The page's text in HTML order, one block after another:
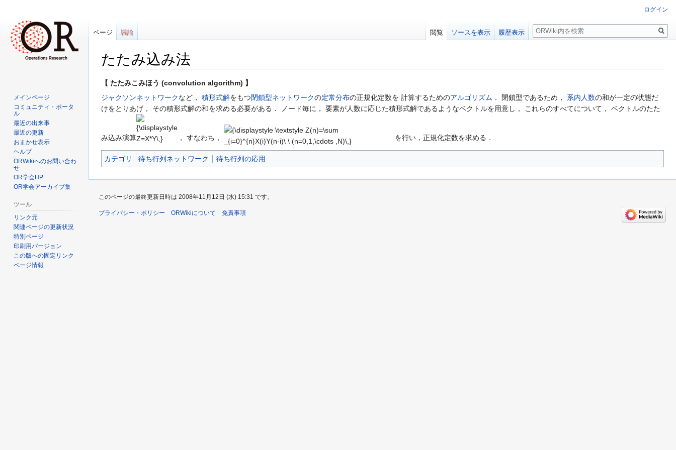
たたみ込み法
ナ
ビ
ゲ
ョ
ン
に
動
検
索
に
【 たたみこみほう (convolution algorithm) 】
ジャクソンネットワークなど， 積形式解をもつ閉鎖型ネットワークの定常分布の正規化定数を 計算するためのアルゴリズム ． 閉鎖型であるため， 系内人数の和が一定の状態だ
けをとりあげ， その積形式解の和を求める必要がある． ノード毎に， 要素が人数に応じた積形式解であるようなベクトルを用意し， これらのすべてについて， ベクトルのたた
み込み演算
{\displaystyle
Z=X*Y\,}
， すなわち，
\textstyle
Z(n)=\sum
_{i=0}^{n}X(i)Y(n-
i)\ \ (n=0,1,\cdots
を行い，正規化定数を求める．
カテゴリ : 待ち行列ネットワーク 待ち行列の応用
ログイン
ページ 議論 閲覧 ソースを表示 履歴表示
検
索
メインページ
コミュニティ・ポータ
ル
最近の出来事
最近の更新
おまかせ表示
ヘルプ
ORWikiへのお問い合わ
せ
OR学会HP
OR学会アーカイブ集
ツール
リンク元
関連ページの更新状況
特別ページ
印刷用バージョン
この版への固定リンク
ページ情報
このページの最終更新日時は 2008年11月12日 (水) 15:31 です。
プライバシー・ポリシー ORWikiについて 免責事項